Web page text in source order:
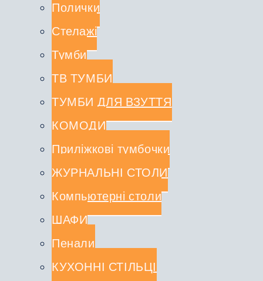
Полички
Стелажі
Тумби
ТВ ТУМБИ
ТУМБИ ДЛЯ ВЗУТТЯ
КОМОДИ
Приліжкові тумбочки
ЖУРНАЛЬНІ СТОЛИ
Компьютерні столи
ШАФИ
Пенали
КУХОННІ СТІЛЬЦІ